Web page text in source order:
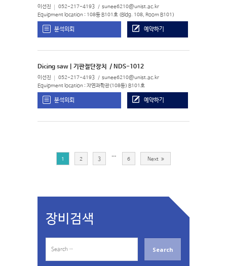
이선진 052-217-4193 sunee6210@unist.ac.kr
Equipment location : 108동 B101호 (Bldg. 108, Room B101)
분석의뢰 예약하기
Dicing saw | 기판절단장치 / NDS-1012
이선진 052-217-4193 sunee6210@unist.ac.kr
Equipment location : 자연과학관(108동) B101호
분석의뢰 예약하기
1 2 3 … 6 Next
장비검색
a